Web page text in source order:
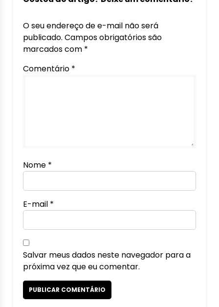
O seu endereço de e-mail não será
publicado. Campos obrigatórios são
marcados com *
Comentário *
Nome *
E-mail *
Salvar meus dados neste navegador para a
próxima vez que eu comentar.